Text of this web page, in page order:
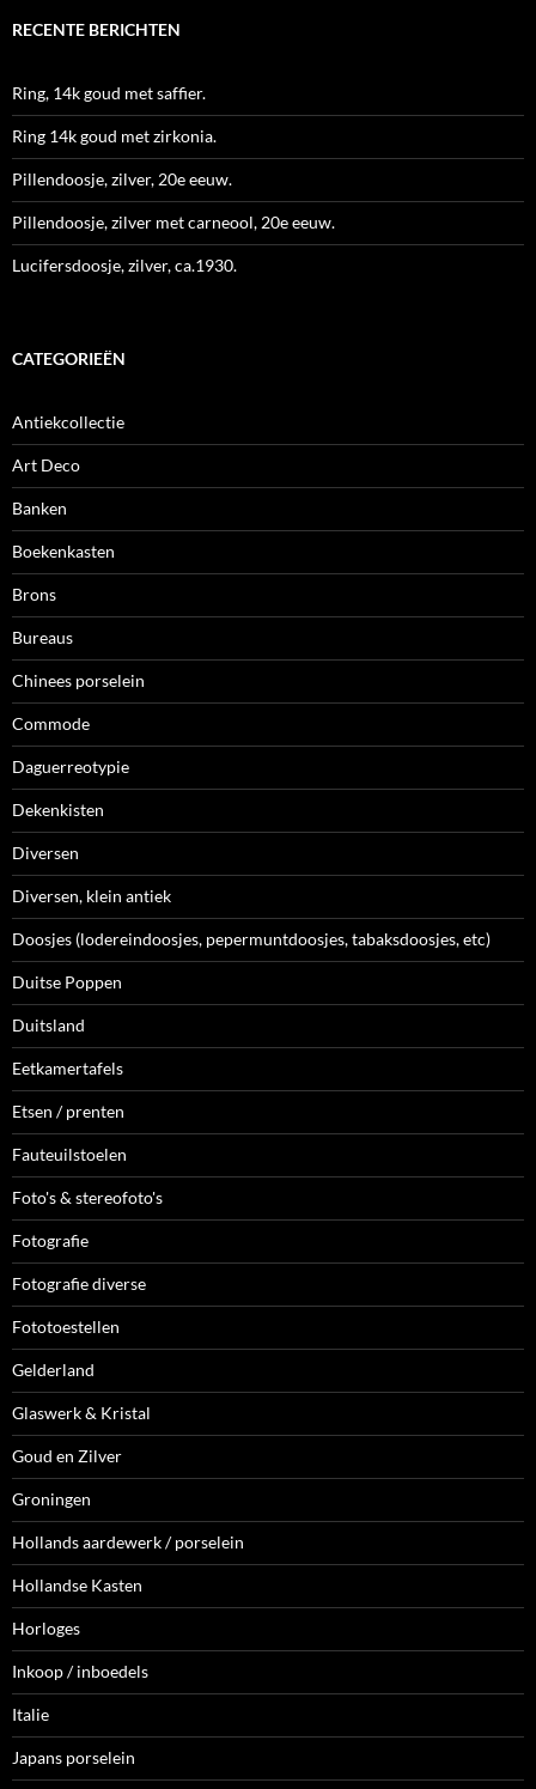
RECENTE BERICHTEN
Ring, 14k goud met saffier.
Ring 14k goud met zirkonia.
Pillendoosje, zilver, 20e eeuw.
Pillendoosje, zilver met carneool, 20e eeuw.
Lucifersdoosje, zilver, ca.1930.
CATEGORIEËN
Antiekcollectie
Art Deco
Banken
Boekenkasten
Brons
Bureaus
Chinees porselein
Commode
Daguerreotypie
Dekenkisten
Diversen
Diversen, klein antiek
Doosjes (lodereindoosjes, pepermuntdoosjes, tabaksdoosjes, etc)
Duitse Poppen
Duitsland
Eetkamertafels
Etsen / prenten
Fauteuilstoelen
Foto's & stereofoto's
Fotografie
Fotografie diverse
Fototoestellen
Gelderland
Glaswerk & Kristal
Goud en Zilver
Groningen
Hollands aardewerk / porselein
Hollandse Kasten
Horloges
Inkoop / inboedels
Italie
Japans porselein